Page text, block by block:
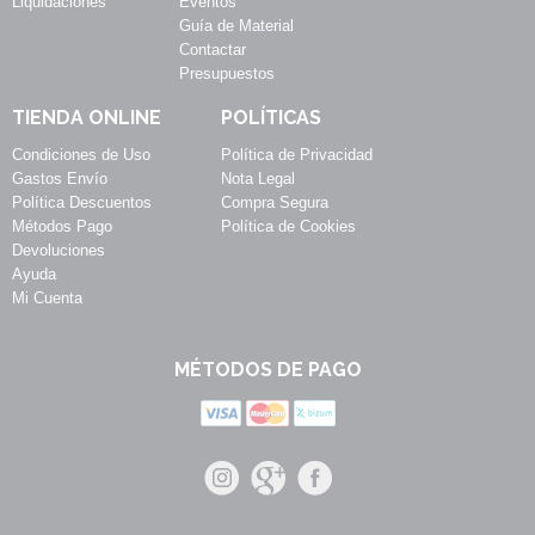
Guía de Material
Contactar
Presupuestos
TIENDA ONLINE
Condiciones de Uso
Gastos Envío
Política Descuentos
Métodos Pago
Devoluciones
Ayuda
Mi Cuenta
POLÍTICAS
Política de Privacidad
Nota Legal
Compra Segura
Política de Cookies
MÉTODOS DE PAGO